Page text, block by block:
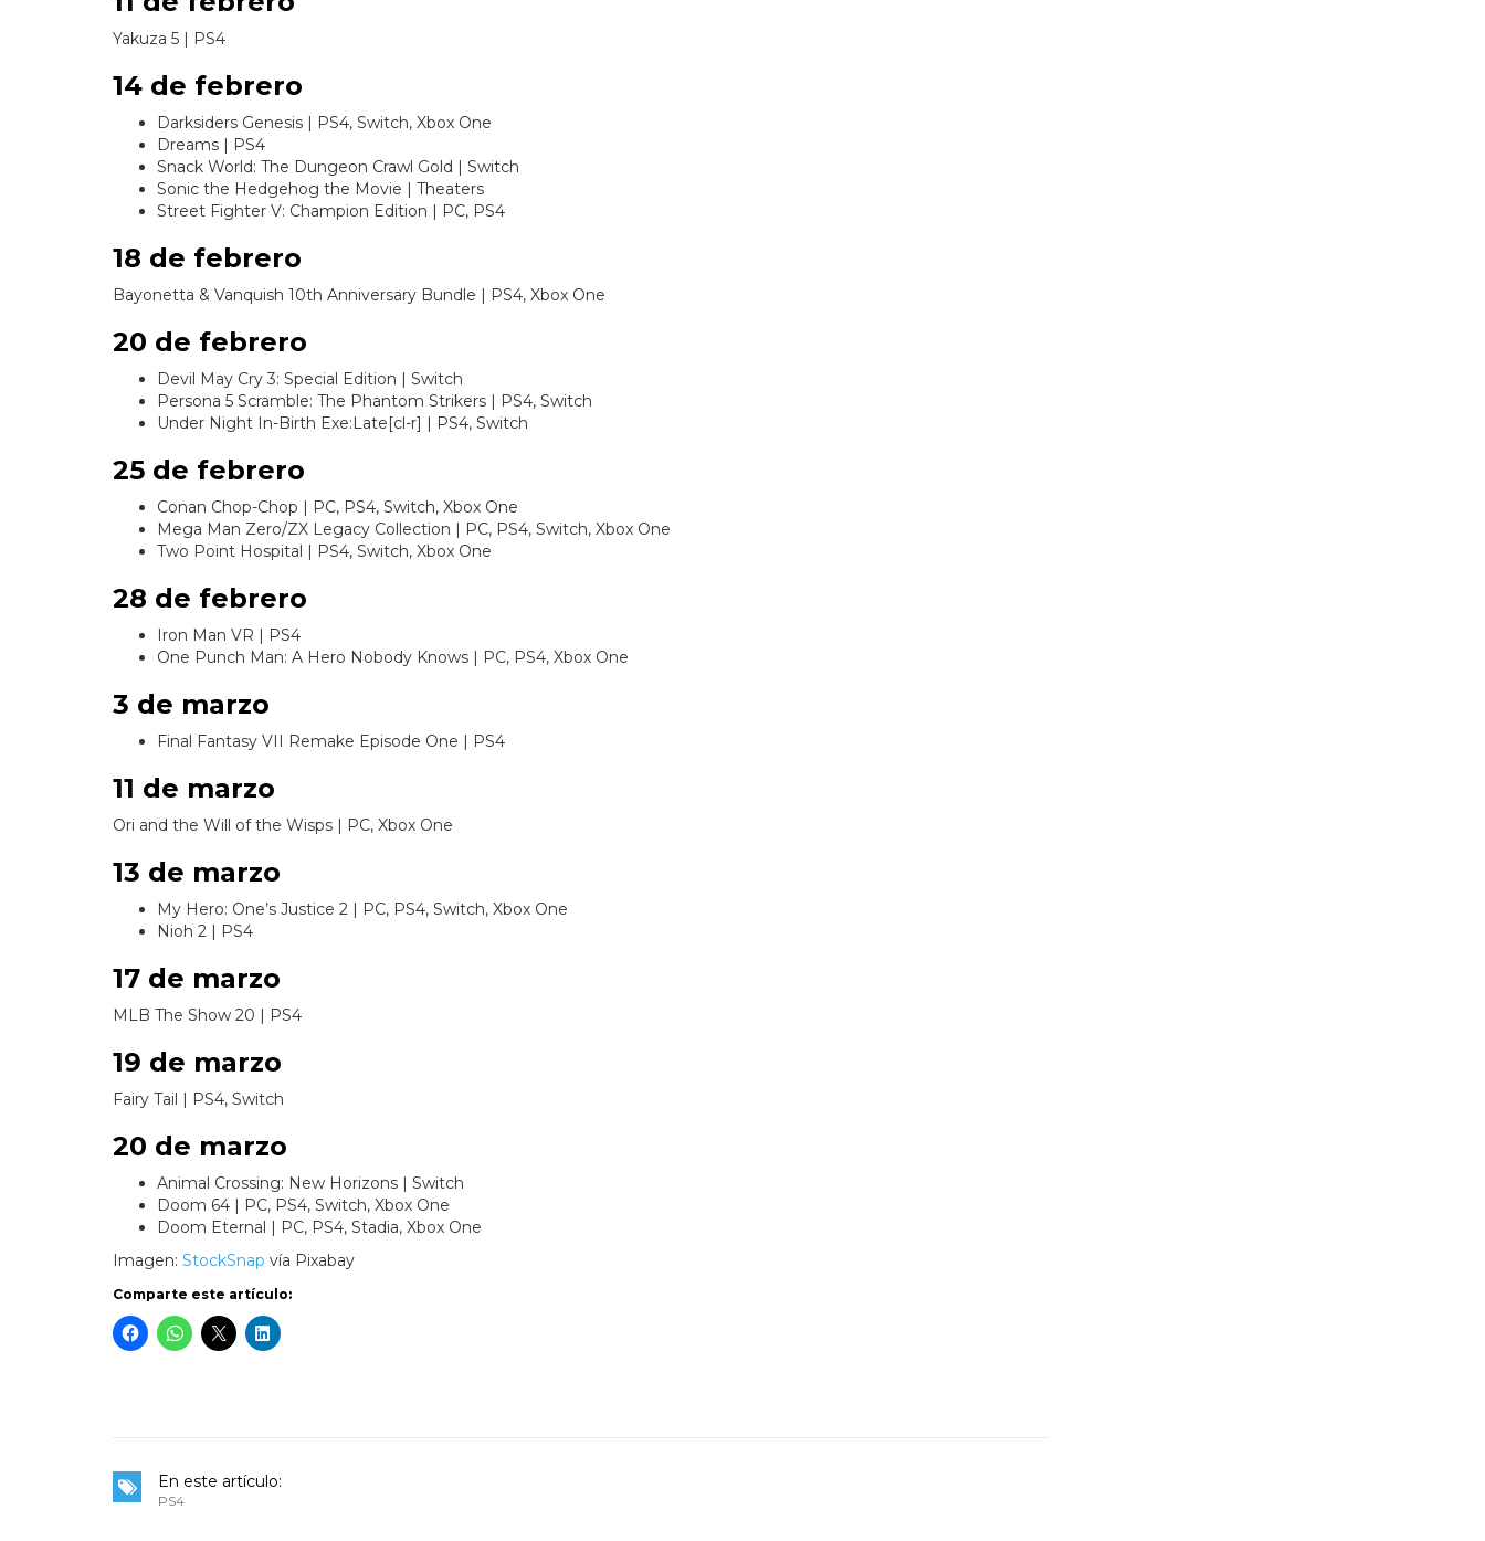
Yakuza 5 | PS4
14 de febrero
Darksiders Genesis | PS4, Switch, Xbox One
Dreams | PS4
Snack World: The Dungeon Crawl Gold | Switch
Sonic the Hedgehog the Movie | Theaters
Street Fighter V: Champion Edition | PC, PS4
18 de febrero
Bayonetta & Vanquish 10th Anniversary Bundle | PS4, Xbox One
20 de febrero
Devil May Cry 3: Special Edition | Switch
Persona 5 Scramble: The Phantom Strikers | PS4, Switch
Under Night In-Birth Exe:Late[cl-r] | PS4, Switch
25 de febrero
Conan Chop-Chop | PC, PS4, Switch, Xbox One
Mega Man Zero/ZX Legacy Collection | PC, PS4, Switch, Xbox One
Two Point Hospital | PS4, Switch, Xbox One
28 de febrero
Iron Man VR | PS4
One Punch Man: A Hero Nobody Knows | PC, PS4, Xbox One
3 de marzo
Final Fantasy VII Remake Episode One | PS4
11 de marzo
Ori and the Will of the Wisps | PC, Xbox One
13 de marzo
My Hero: One’s Justice 2 | PC, PS4, Switch, Xbox One
Nioh 2 | PS4
17 de marzo
MLB The Show 20 | PS4
19 de marzo
Fairy Tail | PS4, Switch
20 de marzo
Animal Crossing: New Horizons | Switch
Doom 64 | PC, PS4, Switch, Xbox One
Doom Eternal | PC, PS4, Stadia, Xbox One
Imagen: StockSnap vía Pixabay
Comparte este artículo:
En este artículo:
PS4